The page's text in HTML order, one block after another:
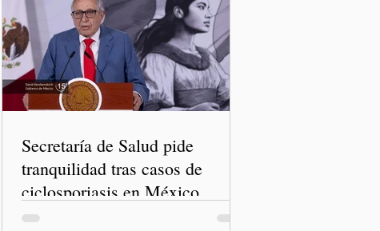
Secretaría de Salud pide
tranquilidad tras casos de
ciclosporiasis en México